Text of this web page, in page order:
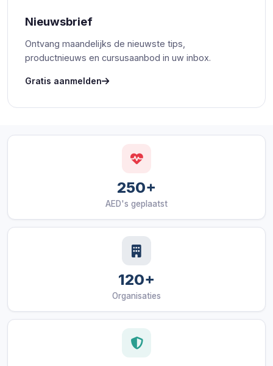
Nieuwsbrief
Ontvang maandelijks de nieuwste tips,
productnieuws en cursusaanbod in uw inbox.
Gratis aanmelden
250+
AED's geplaatst
120+
Organisaties